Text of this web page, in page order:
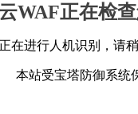
WAF正在检
正在进行人机识别，请
本站受宝塔防御系统